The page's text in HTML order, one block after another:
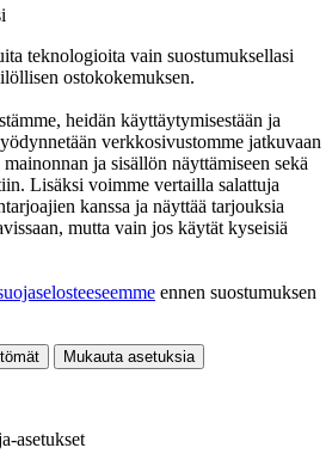
teknologioita vain suostumuksellasi
ostokokemuksen.
heidän käyttäytymisestään ja
verkkosivustomme jatkuvaan
ja sisällön näyttämiseen sekä
Lisäksi voimme vertailla salattuja
kanssa ja näyttää tarjouksia
mutta vain jos käytät kyseisiä
ennen suostumuksen
Mukauta asetuksia
asetukset